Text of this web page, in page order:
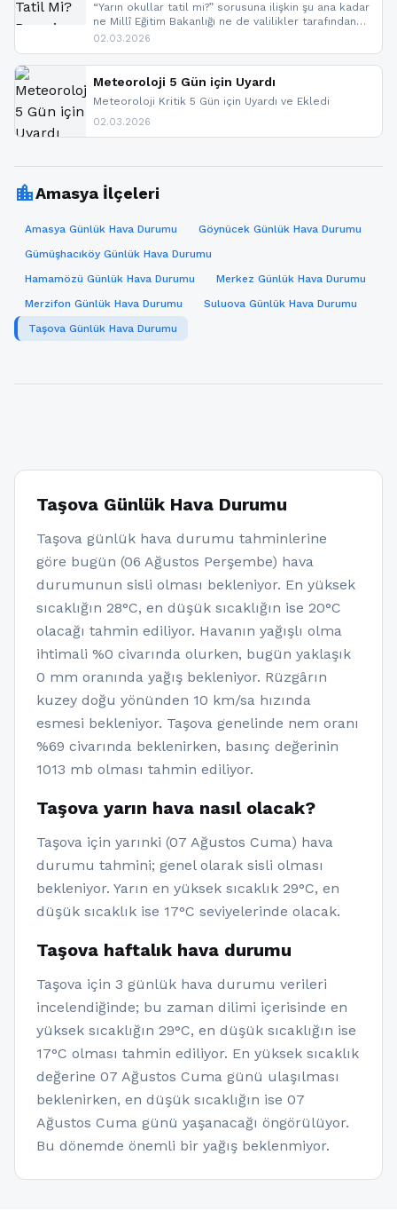
“Yarın okullar tatil mi?” sorusuna ilişkin şu ana kadar
ne Millî Eğitim Bakanlığı ne de valilikler tarafından
yapılmış resmi bir tatil açıklaması bulunmamaktadır.
paylaşacağız. En hızlı şekilde haberdar olmak için
sitemizi takip edebilir ve bildirimleri açabilirsiniz.
02.03.2026
Meteoroloji 5 Gün için Uyardı
Meteoroloji Kritik 5 Gün için Uyardı ve Ekledi
02.03.2026
location_cityAmasya İlçeleri
Amasya Günlük Hava Durumu
Göynücek Günlük Hava Durumu
Gümüşhacıköy Günlük Hava Durumu
Hamamözü Günlük Hava Durumu
Merkez Günlük Hava Durumu
Merzifon Günlük Hava Durumu
Suluova Günlük Hava Durumu
Taşova Günlük Hava Durumu
Taşova Günlük Hava Durumu
Taşova günlük hava durumu tahminlerine
göre bugün (06 Ağustos Perşembe) hava
durumunun sisli olması bekleniyor. En yüksek
sıcaklığın 28°C, en düşük sıcaklığın ise 20°C
olacağı tahmin ediliyor. Havanın yağışlı olma
ihtimali %0 civarında olurken, bugün yaklaşık
0 mm oranında yağış bekleniyor. Rüzgârın
kuzey doğu yönünden 10 km/sa hızında
esmesi bekleniyor. Taşova genelinde nem oranı
%69 civarında beklenirken, basınç değerinin
1013 mb olması tahmin ediliyor.
Taşova yarın hava nasıl olacak?
Taşova için yarınki (07 Ağustos Cuma) hava
durumu tahmini; genel olarak sisli olması
bekleniyor. Yarın en yüksek sıcaklık 29°C, en
düşük sıcaklık ise 17°C seviyelerinde olacak.
Taşova haftalık hava durumu
Taşova için 3 günlük hava durumu verileri
incelendiğinde; bu zaman dilimi içerisinde en
yüksek sıcaklığın 29°C, en düşük sıcaklığın ise
17°C olması tahmin ediliyor. En yüksek sıcaklık
değerine 07 Ağustos Cuma günü ulaşılması
beklenirken, en düşük sıcaklığın ise 07
Ağustos Cuma günü yaşanacağı öngörülüyor.
Bu dönemde önemli bir yağış beklenmiyor.